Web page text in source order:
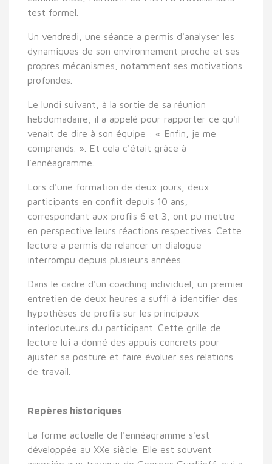
test formel.
Un vendredi, une séance a permis d'analyser les
dynamiques de son environnement proche et ses
propres mécanismes, notamment ses motivations
profondes.
Le lundi suivant, à la sortie de sa réunion
hebdomadaire, il a appelé pour rapporter ce qu'il
venait de dire à son équipe : « Enfin, je me
comprends. ». Et cela c'était grâce à
l'ennéagramme.
Lors d'une formation de deux jours, deux
participants en conflit depuis 10 ans,
correspondant aux profils 6 et 3, ont pu mettre
en perspective leurs réactions respectives. Cette
lecture a permis de relancer un dialogue
interrompu depuis plusieurs années.
Dans le cadre d'un coaching individuel, un premier
entretien de deux heures a suffi à identifier des
hypothèses de profils sur les principaux
interlocuteurs du participant. Cette grille de
lecture lui a donné des appuis concrets pour
ajuster sa posture et faire évoluer ses relations
de travail.
Repères historiques
La forme actuelle de l'ennéagramme s'est
développée au XXe siècle. Elle est souvent